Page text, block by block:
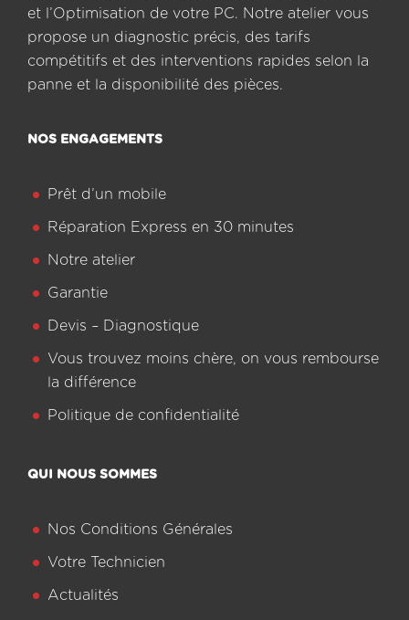
et l’Optimisation de votre PC. Notre atelier vous
propose un diagnostic précis, des tarifs
compétitifs et des interventions rapides selon la
panne et la disponibilité des pièces.
NOS ENGAGEMENTS
Prêt d’un mobile
Réparation Express en 30 minutes
Notre atelier
Garantie
Devis – Diagnostique
Vous trouvez moins chère, on vous rembourse
la différence
Politique de confidentialité
QUI NOUS SOMMES
Nos Conditions Générales
Votre Technicien
Actualités